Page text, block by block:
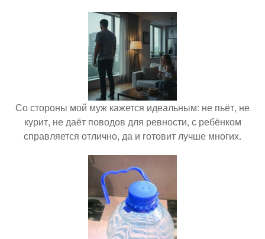
Со стороны мой муж кажется идеальным: не пьёт, не
курит, не даёт поводов для ревности, с ребёнком
справляется отлично, да и готовит лучше многих.